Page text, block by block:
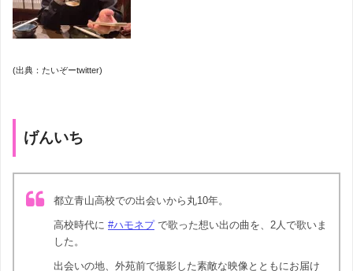
(出典：たいぞーtwitter)
げんいち
都立青山高校での出会いから丸10年。
高校時代に #ハモネプで歌った想い出の曲を、2人で歌いま
した。
出会いの地、外苑前で撮影した素敵な映像とともにお届け